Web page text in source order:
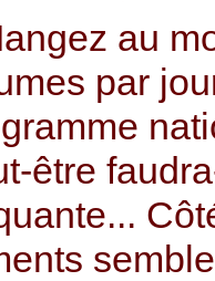
au
par
être